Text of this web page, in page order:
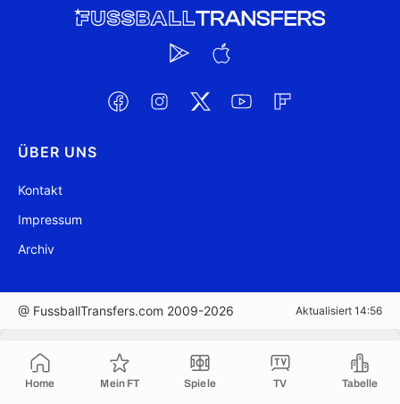
Home Mein FT Spiele TV Tabelle
ÜBER UNS
Kontakt
Impressum
Archiv
@ FussballTransfers.com 2009-2026 Aktualisiert 14:56